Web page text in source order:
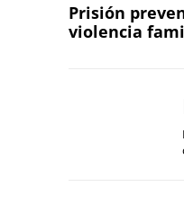
Prisión
violencia